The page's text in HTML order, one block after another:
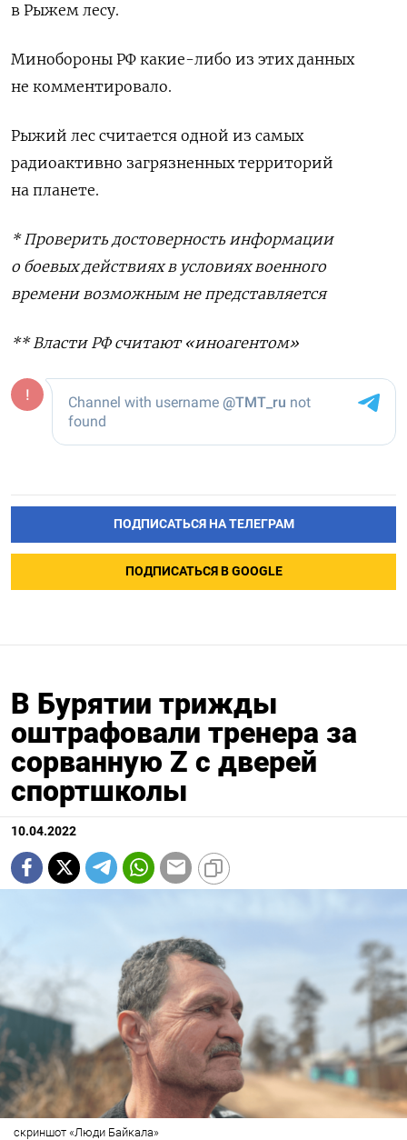
в Рыжем лесу.
Минобороны РФ какие-либо из этих данных
не комментировало.
Рыжий лес считается одной из самых
радиоактивно загрязненных территорий
на планете.
* Проверить достоверность информации
о боевых действиях в условиях военного
времени возможным не представляется
** Власти РФ считают «иноагентом»
ПОДПИСАТЬСЯ НА ТЕЛЕГРАМ
ПОДПИСАТЬСЯ В GOOGLE
В Бурятии трижды
оштрафовали тренера за
сорванную Z с дверей
спортшколы
10.04.2022
скриншот «Люди Байкала»